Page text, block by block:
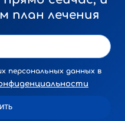
план лечения
персональных данных в